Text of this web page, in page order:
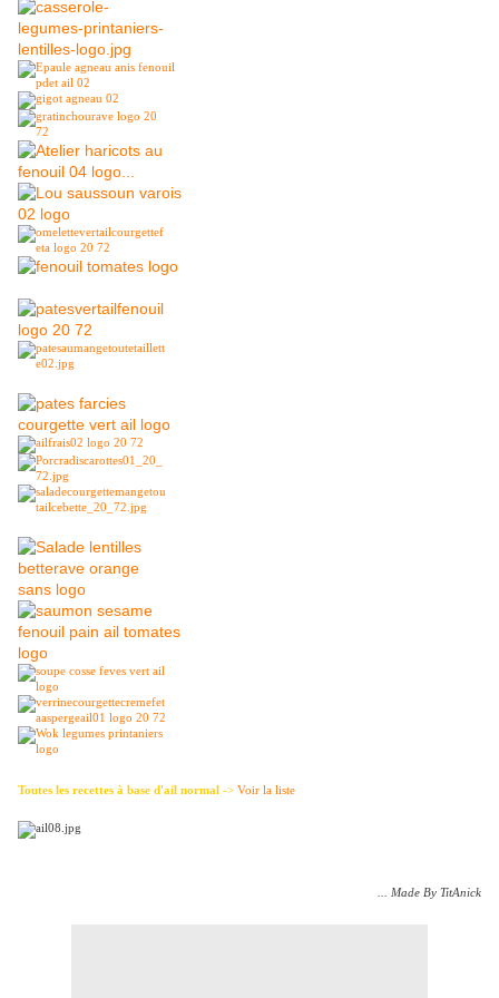
Toutes les recettes à base d'ail normal -> Voir la liste
... Made By TitAnick